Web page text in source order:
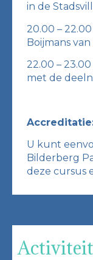
in de
20.00 –
Boijmans
22.00 –
met de
U kunt
Bilderberg
deze cursus